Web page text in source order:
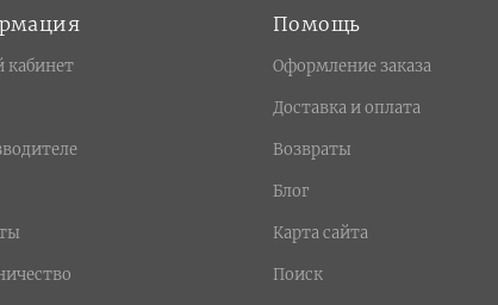
Помощь
Оформление заказа
Доставка и оплата
Возвраты
Блог
Карта сайта
Поиск